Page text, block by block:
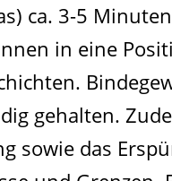
ca. 3-5
in eine
gehalten.
sowie das